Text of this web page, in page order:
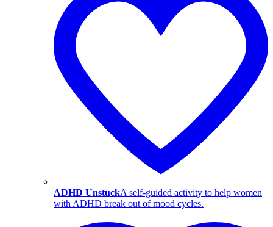
ADHD UnstuckA self-guided activity to help women
with ADHD break out of mood cycles.